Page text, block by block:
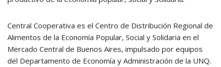
Central Cooperativa es el Centro de Distribución Regional de
Alimentos de la Economía Popular, Social y Solidaria en el
Mercado Central de Buenos Aires, impulsado por equipos
del Departamento de Economía y Administración de la UNQ.